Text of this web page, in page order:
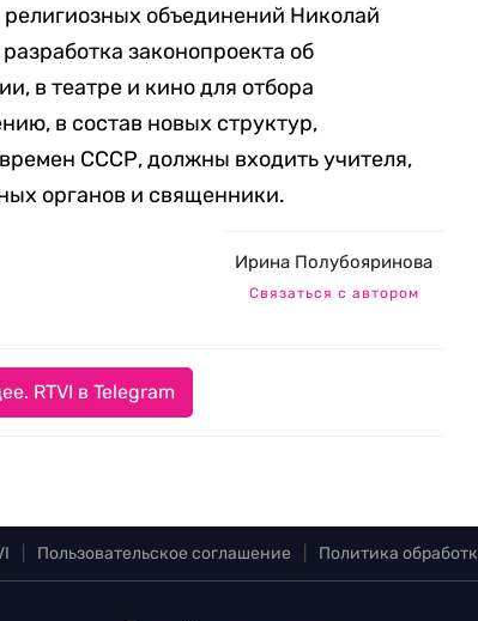
объединений Николай
законопроекта об
в театре и кино для отбора
в состав новых структур,
СССР, должны входить учителя,
органов и священники.
Ирина Полубояринова
Связаться с автором
RTVI в Telegram
Пользовательское соглашение Политика